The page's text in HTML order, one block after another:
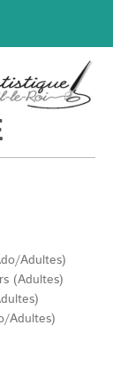
Adultes)
(Adultes)
Adultes)